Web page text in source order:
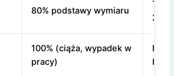
80% podstawy wymiaru
To
20%
100% (ciąża, wypadek w
pracy)